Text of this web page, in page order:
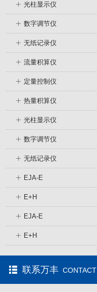
光柱显示仪
数字调节仪
无纸记录仪
流量积算仪
定量控制仪
热量积算仪
光柱显示仪
数字调节仪
无纸记录仪
EJA-E
E+H
EJA-E
E+H
联系万丰 CONTACT